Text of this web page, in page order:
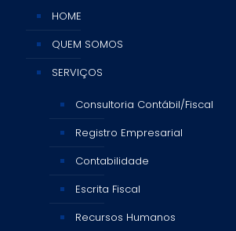
HOME
QUEM SOMOS
SERVIÇOS
Consultoria Contábil/Fiscal
Registro Empresarial
Contabilidade
Escrita Fiscal
Recursos Humanos